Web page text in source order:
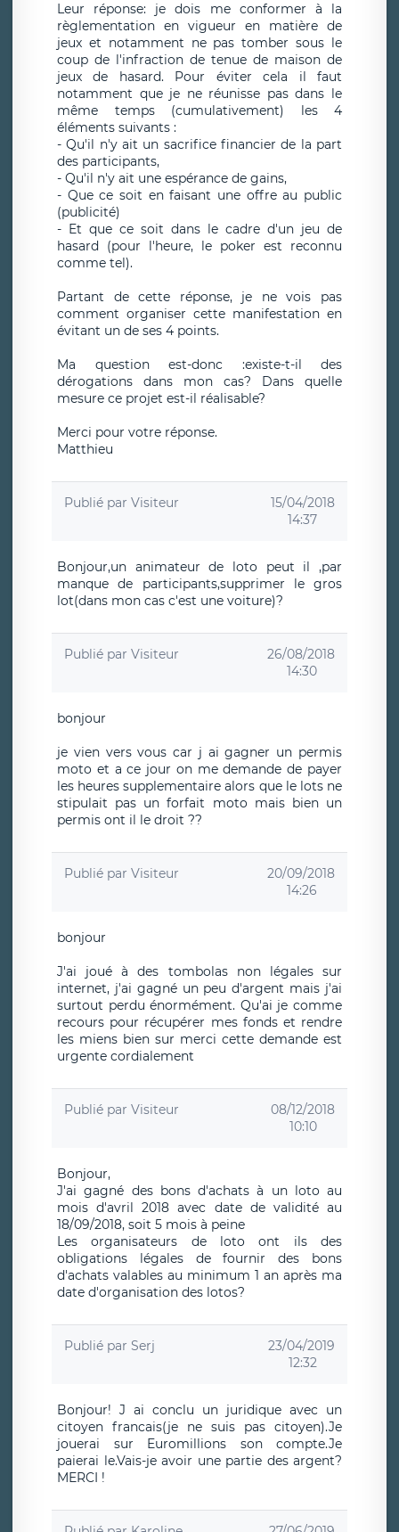
Leur réponse: je dois me conformer à la
règlementation en vigueur en matière de
jeux et notamment ne pas tomber sous le
coup de l'infraction de tenue de maison de
jeux de hasard. Pour éviter cela il faut
notamment que je ne réunisse pas dans le
même temps (cumulativement) les 4
éléments suivants :
- Qu'il n'y ait un sacrifice financier de la part
des participants,
- Qu'il n'y ait une espérance de gains,
- Que ce soit en faisant une offre au public
(publicité)
- Et que ce soit dans le cadre d'un jeu de
hasard (pour l'heure, le poker est reconnu
comme tel).
Partant de cette réponse, je ne vois pas
comment organiser cette manifestation en
évitant un de ses 4 points.
Ma question est-donc :existe-t-il des
dérogations dans mon cas? Dans quelle
mesure ce projet est-il réalisable?
Merci pour votre réponse.
Matthieu
Publié par Visiteur
15/04/2018
14:37
Bonjour,un animateur de loto peut il ,par
manque de participants,supprimer le gros
lot(dans mon cas c'est une voiture)?
Publié par Visiteur
26/08/2018
14:30
bonjour
je vien vers vous car j ai gagner un permis
moto et a ce jour on me demande de payer
les heures supplementaire alors que le lots ne
stipulait pas un forfait moto mais bien un
permis ont il le droit ??
Publié par Visiteur
20/09/2018
14:26
bonjour
J'ai joué à des tombolas non légales sur
internet, j'ai gagné un peu d'argent mais j'ai
surtout perdu énormément. Qu'ai je comme
recours pour récupérer mes fonds et rendre
les miens bien sur merci cette demande est
urgente cordialement
Publié par Visiteur
08/12/2018
10:10
Bonjour,
J'ai gagné des bons d'achats à un loto au
mois d'avril 2018 avec date de validité au
18/09/2018, soit 5 mois à peine
Les organisateurs de loto ont ils des
obligations légales de fournir des bons
d'achats valables au minimum 1 an après ma
date d'organisation des lotos?
Publié par Serj
23/04/2019
12:32
Bonjour! J ai conclu un juridique avec un
citoyen francais(je ne suis pas citoyen).Je
jouerai sur Euromillions son compte.Je
paierai le.Vais-je avoir une partie des argent?
MERCI !